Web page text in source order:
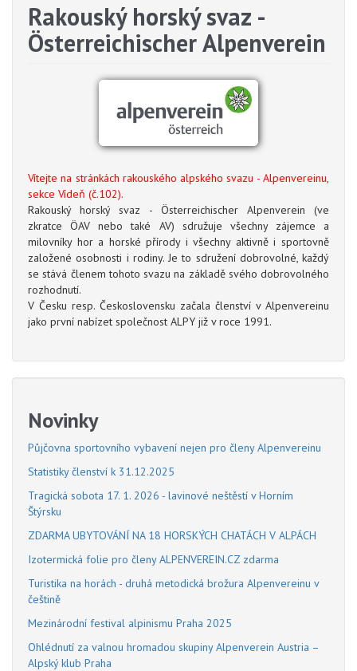
Rakouský horský svaz -
Österreichischer Alpenverein
Vítejte na stránkách rakouského alpského svazu - Alpenvereinu,
sekce Vídeň (č.102).
Rakouský horský svaz - Österreichischer Alpenverein (ve
zkratce ÖAV nebo také AV) sdružuje všechny zájemce a
milovníky hor a horské přírody i všechny aktivně i sportovně
založené osobnosti i rodiny. Je to sdružení dobrovolné, každý
se stává členem tohoto svazu na základě svého dobrovolného
rozhodnutí.
V Česku resp. Československu začala členství v Alpenvereinu
jako první nabízet společnost ALPY již v roce 1991.
Novinky
Půjčovna sportovního vybavení nejen pro členy Alpenvereinu
Statistiky členství k 31.12.2025
Tragická sobota 17. 1. 2026 - lavinové neštěstí v Horním
Štýrsku
ZDARMA UBYTOVÁNÍ NA 18 HORSKÝCH CHATÁCH V ALPÁCH
Izotermická folie pro členy ALPENVEREIN.CZ zdarma
Turistika na horách - druhá metodická brožura Alpenvereinu v
češtině
Mezinárodní festival alpinismu Praha 2025
Ohlédnutí za valnou hromadou skupiny Alpenverein Austria –
Alpský klub Praha